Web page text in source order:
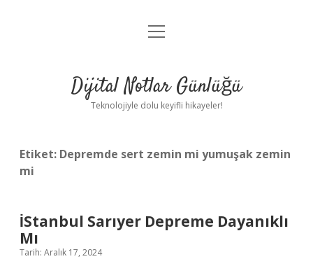
Anasayfa
Yasal Uyarı
menüyü
Dijital Notlar Günlüğü
Teknolojiyle dolu keyifli hikayeler!
Etiket: Depremde sert zemin mi yumuşak zemin
mi
İStanbul Sarıyer Depreme Dayanıklı
Mı
Tarih: Aralık 17, 2024